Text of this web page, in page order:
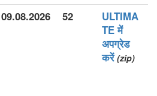
09.08.2026 52
ULTIMA
TE में
अपग्रेड
करें (zip)